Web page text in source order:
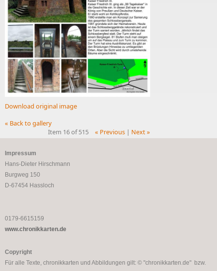
Download original image
« Back to gallery
Item 16 of 515
« Previous| Next »
Impressum
Hans-Dieter Hirschmann
Burgweg 150
D-67454 Hassloch
0179-6615159
www.chronikkarten.de
Copyright
Für alle Texte, chronikkarten und Abbildungen gilt: © "chronikkarten.de" bzw.